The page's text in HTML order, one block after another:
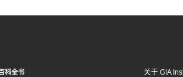
科全书 关于 GIA